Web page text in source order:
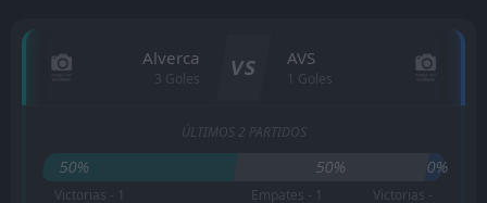
Alverca
3 Goles VS AVS
1 Goles
ÚLTIMOS 2 PARTIDOS
50% 50% 0%
Victorias - 1 Empates - 1
Victorias -